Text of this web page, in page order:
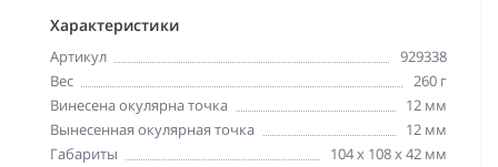
Характеристики
Артикул
929338
Вес
260 г
Винесена окулярна точка
12 мм
Вынесенная окулярная точка
12 мм
Габариты
104 x 108 x 42 мм